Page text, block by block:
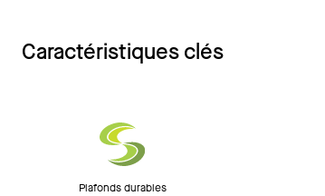
Caractéristiques clés
Plafonds durables